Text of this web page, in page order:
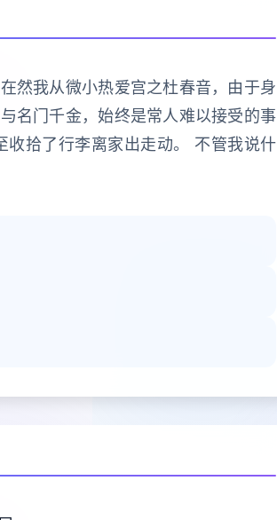
然我从微小热爱宫之杜春音，由于身
名门千金，始终是常人难以接受的事
拾了行李离家出走动。 不管我说什